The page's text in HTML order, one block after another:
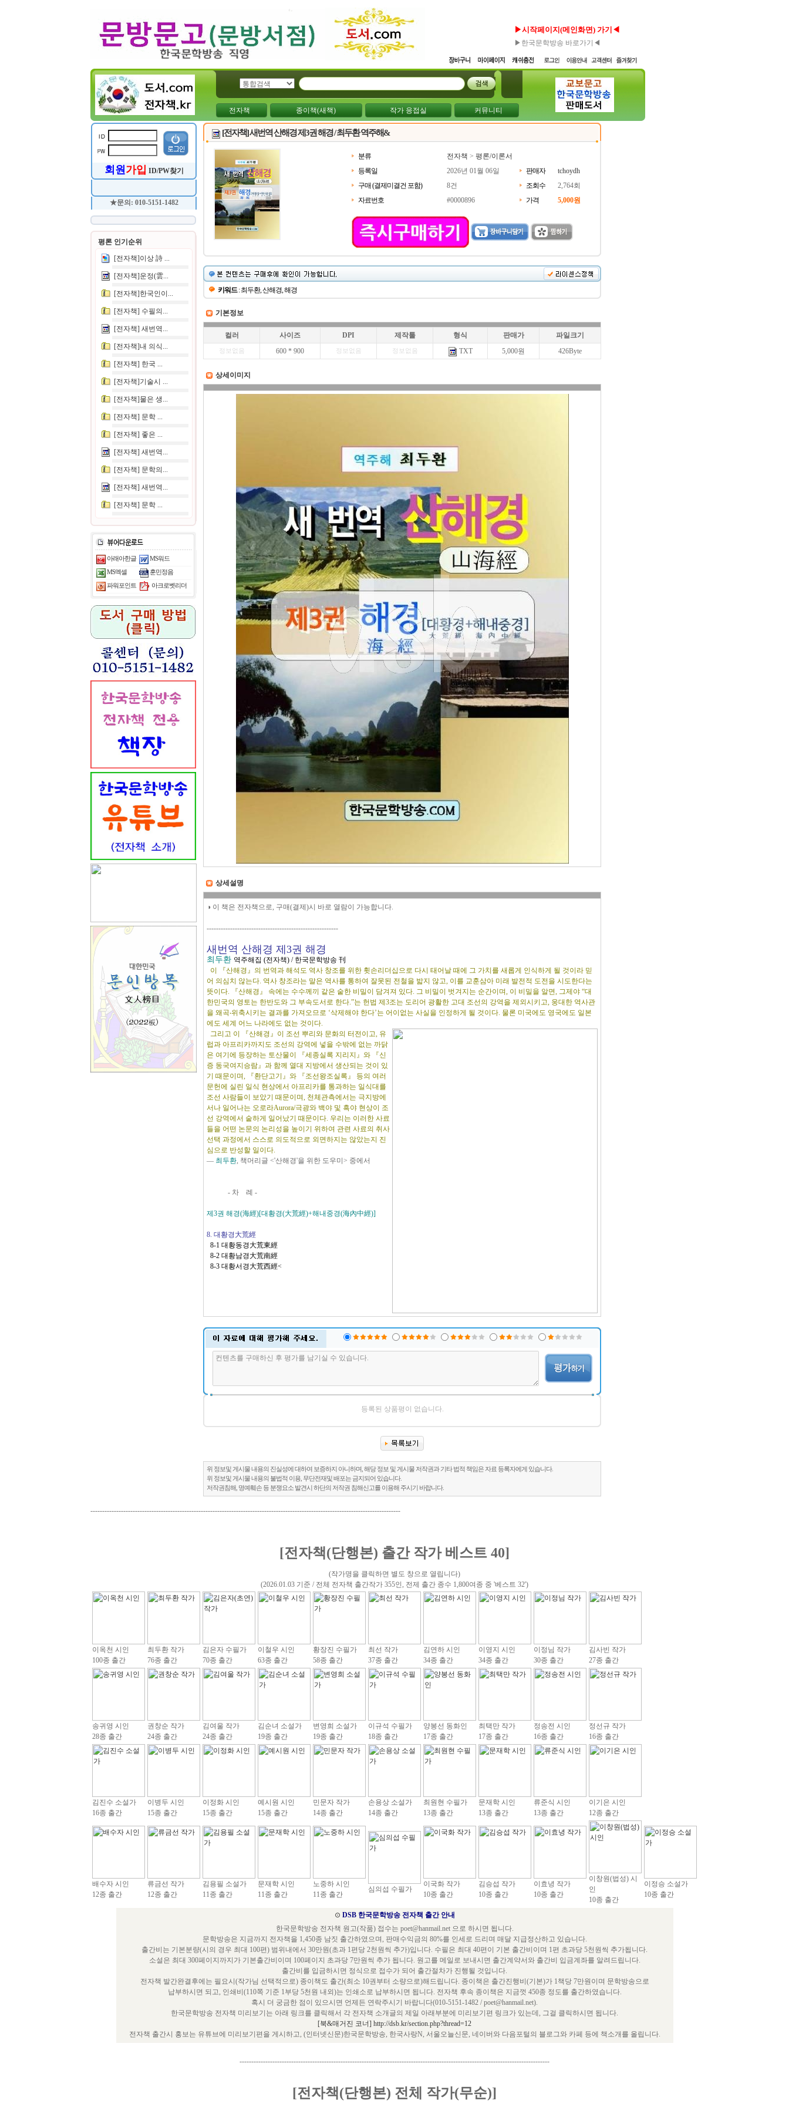
▶시작페이지(메인화면) 가기◀
▶한국문학방송 바로가기◀
전자책 종이책(새책) 작가 응접실 커뮤니티
회원가입 ID/PW찾기
★문의: 010-5151-1482
평론 인기순위
[전자책]이상 詩 ...
[전자책]운정(雲...
[전자책]한국인이...
[전자책] 수필의...
[전자책] 새번역...
[전자책]내 의식...
[전자책] 한국 ...
[전자책]기술시 ...
[전자책]물은 생...
[전자책] 문학 ...
[전자책] 좋은 ...
[전자책] 새번역...
[전자책] 문학의...
[전자책] 새번역...
[전자책] 문학 ...
아래아한글 MS워드
MS엑셀 훈민정음
파워포인트 아크로벳리더
[전자책] 새번역 산해경 제3권 해경 / 최두환 역주해&
분류 전자책 > 평론/이론서
등록일
2026년 01월 06일 판매자
tchoydh
구매 (결제미결건 포함)
8건 조회수
2,764회
자료번호
#0000896 가격 5,000원
키워드: 최두환, 산해경, 해경
기본정보
컬러 사이즈 DPI 제작툴 형식 판매가 파일크기
정보없음 600 * 900 정보없음 정보없음 TXT 5,000원 426Byte
상세이미지
상세설명
◑ 이 책은 전자책으로, 구매(결제)시 바로 열람이 가능합니다.
--------------------------------------------------------
새번역 산해경 제3권 해경
최두환 역주해집 (전자책) / 한국문학방송 刊
이 『산해경』의 번역과 해석도 역사 창조를 위한 휫손리더십으로 다시 태어날 때에 그 가치를 새롭게 인식하게 될 것이라 믿
어 의심치 않는다. 역사 창조라는 말은 역사를 통하여 잘못된 전철을 밟지 않고, 이를 교훈삼아 미래 발전적 도전을 시도한다는
뜻이다. 『산해경』 속에는 수수께끼 같은 숱한 비밀이 담겨져 있다. 그 비밀이 벗겨지는 순간이며, 이 비밀을 알면, 그제야 “대
한민국의 영토는 한반도와 그 부속도서로 한다.”는 헌법 제3조는 도리어 광활한 고대 조선의 강역을 제외시키고, 웅대한 역사관
을 왜곡‧위축시키는 결과를 가져오므로 ‘삭제해야 한다’는 어이없는 사실을 인정하게 될 것이다. 물론 미국에도 영국에도 일본
에도 세계 어느 나라에도 없는 것이다.
그리고 이 『산해경』이 조선 뿌리와 문화의 터전이고, 유
럽과 아프리카까지도 조선의 강역에 넣을 수밖에 없는 까닭
은 여기에 등장하는 토산물이 『세종실록 지리지』와 『신
증 동국여지승람』과 함께 열대 지방에서 생산되는 것이 있
기 때문이며, 『환단고기』와 『조선왕조실록』 등의 여러
문헌에 실린 일식 현상에서 아프리카를 통과하는 일식대를
조선 사람들이 보았기 때문이며, 천체관측에서는 극지방에
서나 일어나는 오로라Aurora/극광와 백야 및 흑야 현상이 조
선 강역에서 숱하게 일어났기 때문이다. 우리는 이러한 사료
들을 어떤 논문의 논리성을 높이기 위하여 관련 사료의 취사
선택 과정에서 스스로 의도적으로 외면하지는 않았는지 진
심으로 반성할 일이다.
― 최두환, 책머리글 <'산해경'을 위한 도우미> 중에서
- 차 례 -
제3권 해경(海經)[대황경(大荒經)+해내중경(海內中經)]
8. 대황경大荒經
8-1 대황동경大荒東經
8-2 대황남경大荒南經
8-3 대황서경大荒西經<
등록된 상품평이 없습니다.
위 정보및 게시물 내용의 진실성에 대하여 보증하지 아니하며, 해당 정보 및 게시물 저작권과 기타 법적 책임은 자료 등록자에게 있습니다.
위 정보및 게시물 내용의 불법적 이용, 무단전재및 배포는 금지되어 있습니다.
저작권침해, 명예훼손 등 분쟁요소 발견시 하단의 저작권 침해신고를 이용해 주시기 바랍니다.
------------------------------------------------------------------------------------------------------------------------------------
[전자책(단행본) 출간 작가 베스트 40]
(작가명을 클릭하면 별도 창으로 열립니다)
(2026.01.03 기준 / 전체 전자책 출간작가 355인, 전제 출간 종수 1,800여종 중 '베스트 32')
이옥천 시인
100종 출간
최두환 작가
76종 출간
김은자 수필가
70종 출간
이철우 시인
63종 출간
황장진 수필가
58종 출간
최선 작가
37종 출간
김연하 시인
34종 출간
이영지 시인
34종 출간
이정님 작가
30종 출간
김사빈 작가
27종 출간
송귀영 시인
28종 출간
권창순 작가
24종 출간
김여울 작가
24종 출간
김순녀 소설가
19종 출간
변영희 소설가
19종 출간
이규석 수필가
18종 출간
양봉선 동화인
17종 출간
최택만 작가
17종 출간
정송전 시인
16종 출간
정선규 작가
16종 출간
김진수 소설가
16종 출간
이병두 시인
15종 출간
이정화 시인
15종 출간
예시원 시인
15종 출간
민문자 작가
14종 출간
손용상 소설가
14종 출간
최원현 수필가
13종 출간
문재학 시인
13종 출간
류준식 시인
13종 출간
이기은 시인
12종 출간
배수자 시인
12종 출간
류금선 작가
12종 출간
김용필 소설가
11종 출간
문재학 시인
11종 출간
노중하 시인
11종 출간
심의섭 수필가
이국화 작가
10종 출간
김승섭 작가
10종 출간
이효녕 작가
10종 출간
이창원(법성) 시
인
10종 출간
이정승 소설가
10종 출간
⊙ DSB 한국문학방송 전자책 출간 안내
한국문학방송 전자책 원고(작품) 접수는 poet@hanmail.net 으로 하시면 됩니다.
문학방송은 지금까지 전자책을 1,450종 남짓 출간하였으며, 판매수익금의 80%를 인세로 드리며 매달 지급정산하고 있습니다.
출간비는 기본분량(시의 경우 최대 100편) 범위내에서 30만원(초과 1편당 2천원씩 추가)입니다. 수필은 최대 40편이 기본 출간비이며 1편 초과당 5천원씩 추가됩니다.
소설은 최대 300페이지까지가 기본출간비이며 100페이지 초과당 7만원씩 추가 됩니다. 원고를 메일로 보내시면 출간계약서와 출간비 입금계좌를 알려드립니다.
출간비를 입금하시면 정식으로 접수가 되어 출간절차가 진행될 것입니다.
전자책 발간완결후에는 필요시(작가님 선택적으로) 종이책도 출간(최소 10권부터 소량으로)해드립니다. 종이책은 출간진행비(기본)가 1책당 7만원이며 문학방송으로
납부하시면 되고, 인쇄비(110쪽 기준 1부당 5천원 내외)는 인쇄소로 납부하시면 됩니다. 전자책 후속 종이책은 지금껏 450종 정도를 출간하였습니다.
혹시 더 궁금한 점이 있으시면 언제든 연락주시기 바랍니다(010-5151-1482 / poet@hanmail.net).
한국문학방송 전자책 미리보기는 아래 링크를 클릭해서 각 전자책 소개글의 제일 아래부분에 미리보기편 링크가 있는데, 그걸 클릭하시면 됩니다.
[북&매거진 코너] http://dsb.kr/section.php?thread=12
전자책 출간시 홍보는 유튜브에 미리보기편을 게시하고, (인터넷신문)한국문학방송, 한국사랑N, 서울오늘신문, 네이버와 다음포털의 블로그와 카페 등에 책소개를 올립니다.
------------------------------------------------------------------------------------------------------------------------------------
[전자책(단행본) 전체 작가(무순)]